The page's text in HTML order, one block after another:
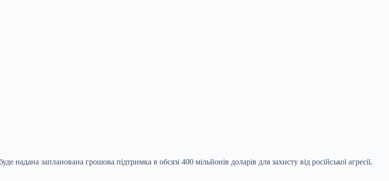
запланована грошова підтримка в обсязі 400 мільйонів доларів для захисту від російської агресії.